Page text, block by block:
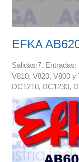
EFKA
Salidas:7.
V810, V820, V800 y
DC1210, DC1230,